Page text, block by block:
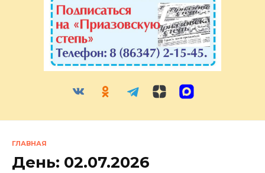
ГЛАВНАЯ
День: 02.07.2026